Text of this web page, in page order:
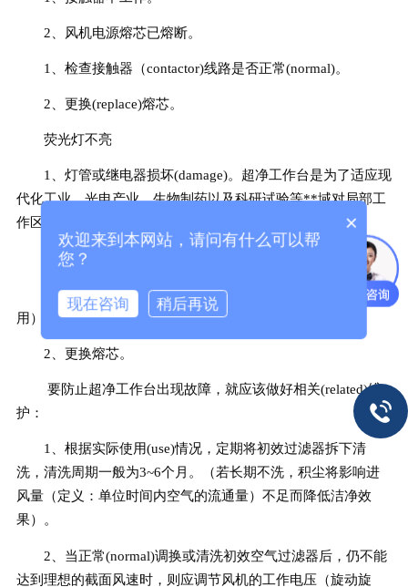
2、风机电源熔芯已熔断。
1、检查接触器（contactor)线路是否正常(normal)。
2、更换(replace)熔芯。
荧光灯不亮
1、灯管或继电器损坏(damage)。超净工作台是为了适应现
代化工业、光电产业、生物制药以及科研试验等**域对局部工
作区域洁净度的需求而设计的。
2、灯管电源熔丝已熔断。
1、更换灯管或继电器（作用：自动调节、转换电路等作
用）。
2、更换熔芯。
要防止超净工作台出现故障，就应该做好相关(related)维
护：
1、根据实际使用(use)情况，定期将初效过滤器拆下清
洗，清洗周期一般为3~6个月。（若长期不洗，积尘将影响进
风量（定义：单位时间内空气的流通量）不足而降低洁净效
果）。
2、当正常(normal)调换或清洗初效空气过滤器后，仍不能
达到理想的截面风速时，则应调节风机的工作电压（旋动旋
×
欢迎来到本网站，请问有什么可以帮
您？
现在咨询 稍后再说